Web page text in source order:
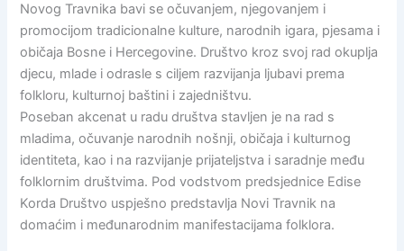
Novog Travnika bavi se očuvanjem, njegovanjem i
promocijom tradicionalne kulture, narodnih igara, pjesama i
običaja Bosne i Hercegovine. Društvo kroz svoj rad okuplja
djecu, mlade i odrasle s ciljem razvijanja ljubavi prema
folkloru, kulturnoj baštini i zajedništvu.
Poseban akcenat u radu društva stavljen je na rad s
mladima, očuvanje narodnih nošnji, običaja i kulturnog
identiteta, kao i na razvijanje prijateljstva i saradnje među
folklornim društvima. Pod vodstvom predsjednice Edise
Korda Društvo uspješno predstavlja Novi Travnik na
domaćim i međunarodnim manifestacijama folklora.